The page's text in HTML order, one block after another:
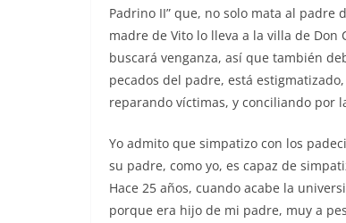
Padrino II” que, no solo mata al padre
madre de Vito lo lleva a la villa de Don
buscará venganza, así que también
pecados del padre, está
reparando víctimas, y conciliando por
Yo admito que simpatizo con los
su padre, como yo, es capaz de
Hace 25 años, cuando acabe la
porque era hijo de mi padre, muy a